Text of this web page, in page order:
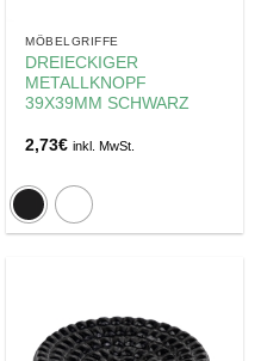
MÖBELGRIFFE
DREIECKIGER
METALLKNOPF
39X39MM SCHWARZ
2,73€ inkl. MwSt.